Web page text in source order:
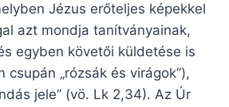
Jézus erőteljes képekkel
azt mondja tanítványainak,
egyben követői küldetése is
csupán „rózsák és virágok”),
jele” (vö. Lk 2,34). Az Úr